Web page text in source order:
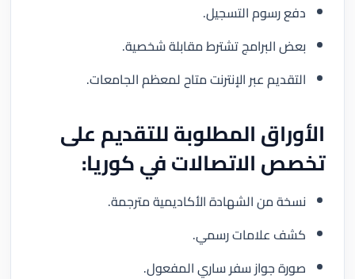
دفع رسوم التسجيل.
بعض البرامج تشترط مقابلة شخصية.
التقديم عبر الإنترنت متاح لمعظم الجامعات.
الأوراق المطلوبة للتقديم على
تخصص الاتصالات في كوريا:
نسخة من الشهادة الأكاديمية مترجمة.
كشف علامات رسمي.
صورة جواز سفر ساري المفعول.